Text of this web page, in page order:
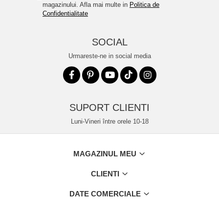
magazinului. Afla mai multe in Politica de
Confidentialitate
SOCIAL
Urmareste-ne in social media
SUPORT CLIENTI
Luni-Vineri între orele 10-18
MAGAZINUL MEU
CLIENTI
DATE COMERCIALE